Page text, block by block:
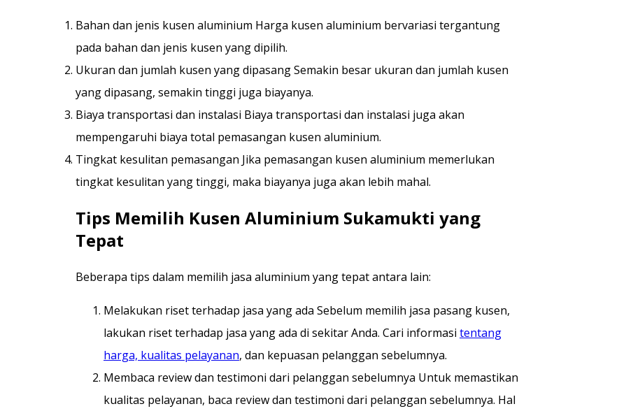
Bahan dan jenis kusen aluminium Harga kusen aluminium bervariasi tergantung
pada bahan dan jenis kusen yang dipilih.
Ukuran dan jumlah kusen yang dipasang Semakin besar ukuran dan jumlah kusen
yang dipasang, semakin tinggi juga biayanya.
Biaya transportasi dan instalasi Biaya transportasi dan instalasi juga akan
mempengaruhi biaya total pemasangan kusen aluminium.
Tingkat kesulitan pemasangan Jika pemasangan kusen aluminium memerlukan
tingkat kesulitan yang tinggi, maka biayanya juga akan lebih mahal.
Tips Memilih Kusen Aluminium Sukamukti yang
Tepat
Beberapa tips dalam memilih jasa aluminium yang tepat antara lain:
Melakukan riset terhadap jasa yang ada Sebelum memilih jasa pasang kusen,
lakukan riset terhadap jasa yang ada di sekitar Anda. Cari informasi tentang
harga, kualitas pelayanan, dan kepuasan pelanggan sebelumnya.
Membaca review dan testimoni dari pelanggan sebelumnya Untuk memastikan
kualitas pelayanan, baca review dan testimoni dari pelanggan sebelumnya. Hal